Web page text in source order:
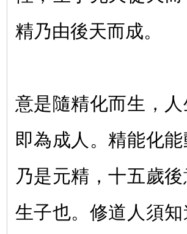
精乃由後天而成。
意是隨精化而生，
即為成人。精能化
乃是元精，十五歲
生子也。修道人須